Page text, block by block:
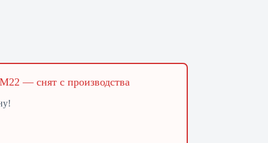
— снят с производства